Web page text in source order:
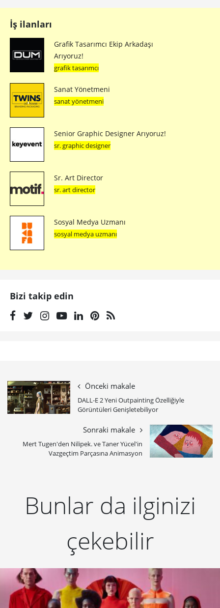
İş ilanları
Grafik Tasarımcı Ekip Arkadaşı
Arıyoruz!
grafik tasarımcı
Sanat Yönetmeni
sanat yönetmeni
Senior Graphic Designer Arıyoruz!
sr. graphic designer
Sr. Art Director
sr. art director
Sosyal Medya Uzmanı
sosyal medya uzmanı
Bizi takip edin
Önceki makale
DALL-E 2 Yeni Outpainting Özelliğiyle
Görüntüleri Genişletebiliyor
Sonraki makale
Mert Tugen'den Nilipek. ve Taner Yücel'in
Vazgeçtim Parçasına Animasyon
Bunlar da ilginizi
çekebilir